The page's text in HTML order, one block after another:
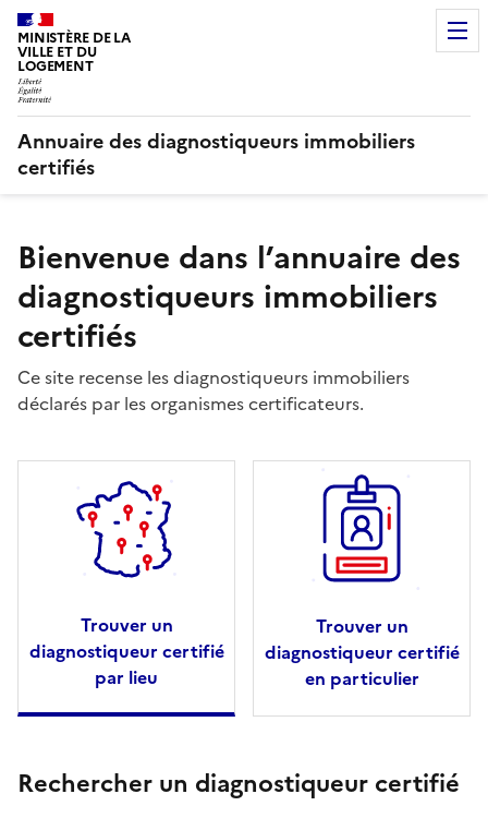
MINISTÈRE DE LA
VILLE ET DU
LOGEMENT
Annuaire des diagnostiqueurs immobiliers
certifiés
Bienvenue dans l’annuaire des
diagnostiqueurs immobiliers
certifiés
Ce site recense les diagnostiqueurs immobiliers
déclarés par les organismes certificateurs.
Trouver un
diagnostiqueur certifié
par lieu
Trouver un
diagnostiqueur certifié
en particulier
Rechercher un diagnostiqueur certifié